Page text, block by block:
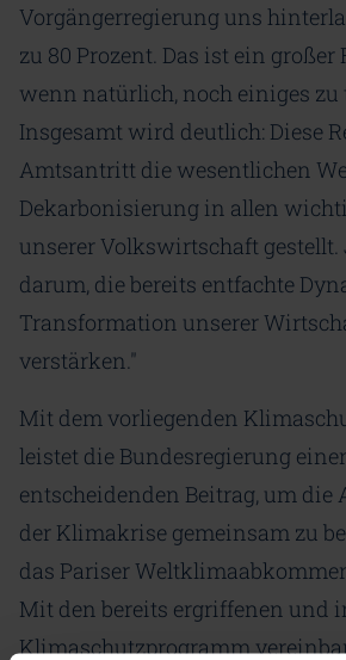
Vorgängerregierung uns
zu 80 Prozent. Das ist ein
wenn natürlich, noch einiges zu
Insgesamt wird deutlich: Diese
Amtsantritt die wesentlichen
Dekarbonisierung in allen
unserer Volkswirtschaft gestellt.
darum, die bereits entfachte
Transformation unserer
verstärken."
Mit dem vorliegenden
leistet die Bundesregierung
entscheidenden Beitrag, um die
der Klimakrise gemeinsam zu
das Pariser
Mit den bereits ergriffenen und
Klimaschutzprogramm